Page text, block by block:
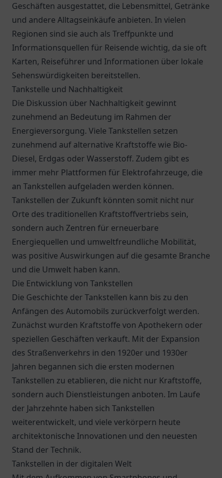
Geschäften ausgestattet, die Lebensmittel, Getränke
und andere Alltagseinkäufe anbieten. In vielen
Regionen sind sie auch als Treffpunkte und
Informationsquellen für Reisende wichtig, da sie oft
Karten, Reiseführer und Informationen über lokale
Sehenswürdigkeiten bereitstellen.
Tankstelle und Nachhaltigkeit
Die Diskussion über Nachhaltigkeit gewinnt
zunehmend an Bedeutung im Rahmen der
Energieversorgung. Viele Tankstellen setzen
zunehmend auf alternative Kraftstoffe wie Bio-
Diesel, Erdgas oder Wasserstoff. Zudem gibt es
immer mehr Plattformen für Elektrofahrzeuge, die
an Tankstellen aufgeladen werden können.
Tankstellen der Zukunft könnten somit nicht nur
Orte des traditionellen Kraftstoffvertriebs sein,
sondern auch Zentren für erneuerbare
Energiequellen und umweltfreundliche Mobilität,
was positive Auswirkungen auf die gesamte Branche
und die Umwelt haben kann.
Die Entwicklung von Tankstellen
Die Geschichte der Tankstellen kann bis zu den
Anfängen des Automobils zurückverfolgt werden.
Zunächst wurden Kraftstoffe von Apothekern oder
speziellen Geschäften verkauft. Mit der Expansion
des Straßenverkehrs in den 1920er und 1930er
Jahren begannen sich die ersten modernen
Tankstellen zu etablieren, die nicht nur Kraftstoffe,
sondern auch Dienstleistungen anboten. Im Laufe
der Jahrzehnte haben sich Tankstellen
weiterentwickelt, und viele verkörpern heute
architektonische Innovationen und den neuesten
Stand der Technik.
Tankstellen in der digitalen Welt